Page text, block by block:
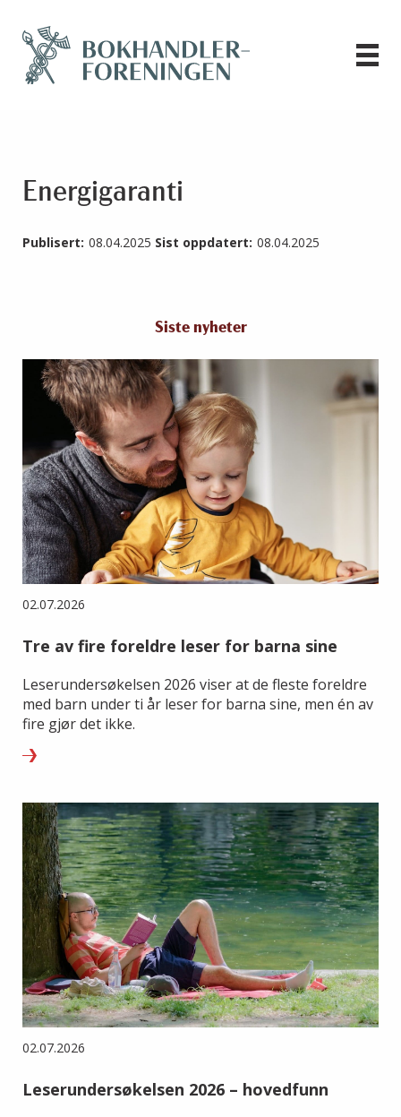
Energigaranti
Publisert: 08.04.2025 Sist oppdatert: 08.04.2025
Siste nyheter
02.07.2026
Tre av fire foreldre leser for barna sine
Leserundersøkelsen 2026 viser at de fleste foreldre
med barn under ti år leser for barna sine, men én av
fire gjør det ikke.
02.07.2026
Leserundersøkelsen 2026 – hovedfunn